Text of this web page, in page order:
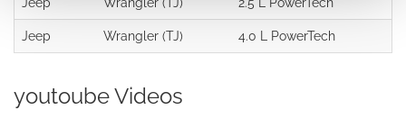
Jeep Wrangler (TJ) 4.0 L PowerTech
youtoube Videos